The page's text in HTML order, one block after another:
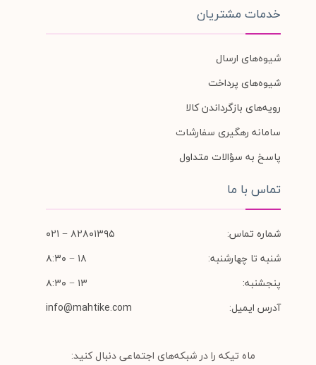
خدمات مشتریان
شیوه‌های ارسال
شیوه‌های پرداخت
رویه‌های بازگرداندن کالا
سامانه رهگیری سفارشات
پاسخ به سؤالات متداول
تماس با ما
شماره تماس:
۸۲۸۰۱۳۹۵ − ۰۲۱
شنبه تا چهارشنبه:
۱۸ − ۸:۳۰
پنجشنبه:
۱۳ − ۸:۳۰
آدرس ایمیل:
info@mahtike.com
ماه تیکه را در شبکه‌های اجتماعی دنبال کنید: